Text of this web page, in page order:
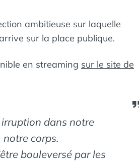
ambitieuse sur laquelle
sur la place publique.
en streaming sur le site de
dans notre
corps.
bouleversé par les